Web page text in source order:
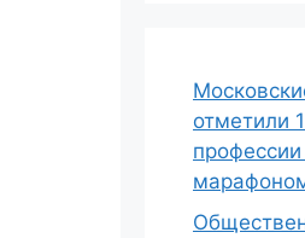
отметили